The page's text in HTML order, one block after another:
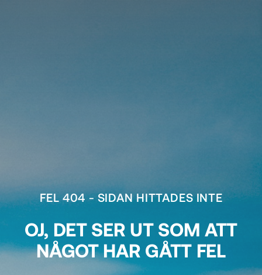
FEL 404 - SIDAN HITTADES INTE
OJ, DET SER UT SOM ATT
NÅGOT HAR GÅTT FEL